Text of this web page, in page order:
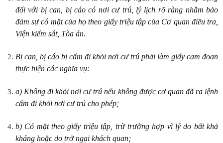
đối với bị can, bị cáo có nơi cư trú, lý lịch rõ ràng nhằm bảo
đảm sự có mặt của họ theo giấy triệu tập của Cơ quan điều tra,
Viện kiểm sát, Tòa án.
Bị can, bị cáo bị cấm đi khỏi nơi cư trú phải làm giấy cam đoan
thực hiện các nghĩa vụ:
a) Không đi khỏi nơi cư trú nếu không được cơ quan đã ra lệnh
cấm đi khỏi nơi cư trú cho phép;
b) Có mặt theo giấy triệu tập, trừ trường hợp vì lý do bất khả
kháng hoặc do trở ngại khách quan;